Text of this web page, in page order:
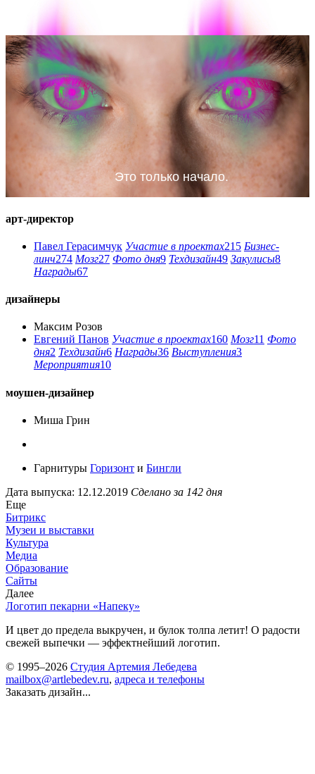
Это только начало.
арт-директор
Павел Герасимчук Участие в проектах215 Бизнес-
линч274 Мозг27 Фото дня9 Техдизайн49 Закулисы8
Награды67
дизайнеры
Максим Розов
Евгений Панов Участие в проектах160 Мозг11 Фото
дня2 Техдизайн6 Награды36 Выступления3
Мероприятия10
моушен-дизайнер
Миша Грин
Гарнитуры Горизонт и Бингли
Дата выпуска: 12.12.2019 Сделано за 142 дня
Еще
Битрикс
Музеи и выставки
Культура
Медиа
Образование
Сайты
Далее
Логотип пекарни «Напеку»
И цвет до предела выкручен, и булок толпа летит! О радости
свежей выпечки — эффектнейший логотип.
© 1995–2026 Студия Артемия Лебедева
mailbox@artlebedev.ru, адреса и телефоны
Заказать дизайн...